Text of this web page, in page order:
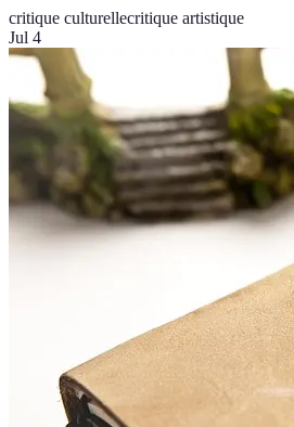
critique culturellecritique artistique
Jul 4